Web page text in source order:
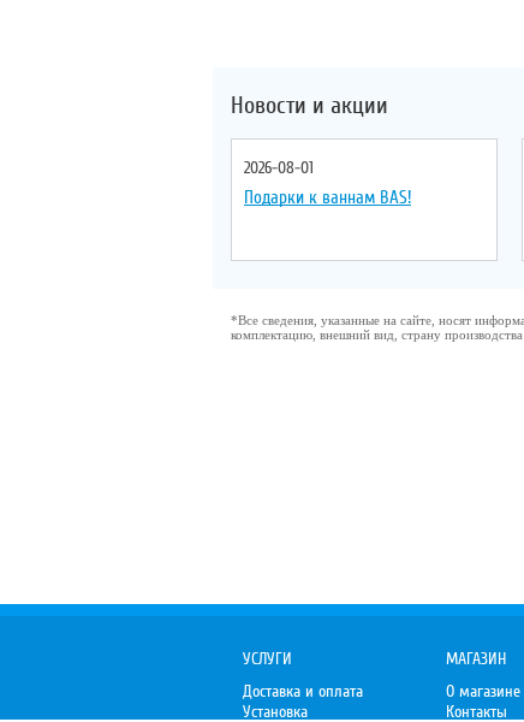
Новости и акции
2026-08-01
Подарки к ваннам BAS!
*Все сведения, указанные на сайте, носят
комплектацию, внешний вид, страну
УСЛУГИ
Доставка и оплата
Установка
МАГАЗИН
О магазине
Контакты